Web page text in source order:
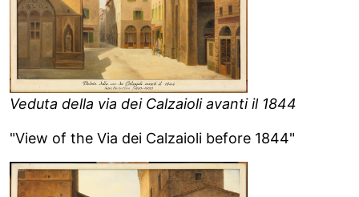
Veduta della via dei Calzaioli avanti il 1844
"View of the Via dei Calzaioli before 1844"